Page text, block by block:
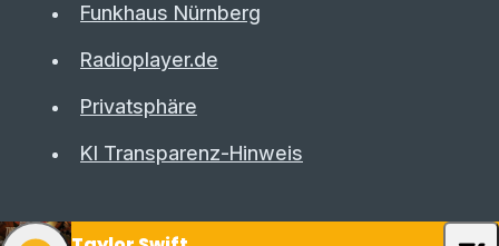
Funkhaus Nürnberg
Radioplayer.de
Privatsphäre
KI Transparenz-Hinweis